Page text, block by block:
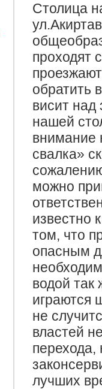
Столица
проходят
обратить
висит над
нашей
внимание
свалка»
можно
известно
том, что
опасным
водой так
играются
не
властей
лучших